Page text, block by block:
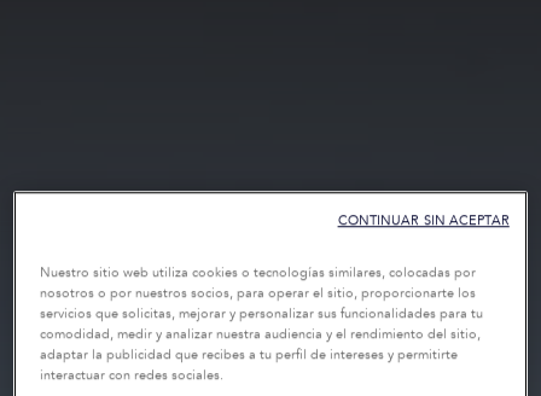
Nuestro sitio web utiliza cookies o tecnologías similares, colocadas por
nosotros o por nuestros socios, para operar el sitio, proporcionarte los
servicios que solicitas, mejorar y personalizar sus funcionalidades para tu
comodidad, medir y analizar nuestra audiencia y el rendimiento del sitio,
adaptar la publicidad que recibes a tu perfil de intereses y permitirte
interactuar con redes sociales.
CONTINUAR SIN ACEPTAR